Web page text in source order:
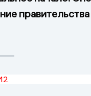
правительства